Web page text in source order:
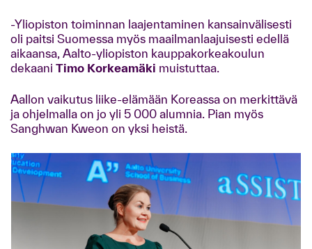
-Yliopiston toiminnan laajentaminen kansainvälisesti
oli paitsi Suomessa myös maailmanlaajuisesti edellä
aikaansa, Aalto-yliopiston kauppakorkeakoulun
dekaani Timo Korkeamäki muistuttaa.
Aallon vaikutus liike-elämään Koreassa on merkittävä
ja ohjelmalla on jo yli 5 000 alumnia. Pian myös
Sanghwan Kweon on yksi heistä.